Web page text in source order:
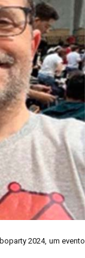
2024, um evento